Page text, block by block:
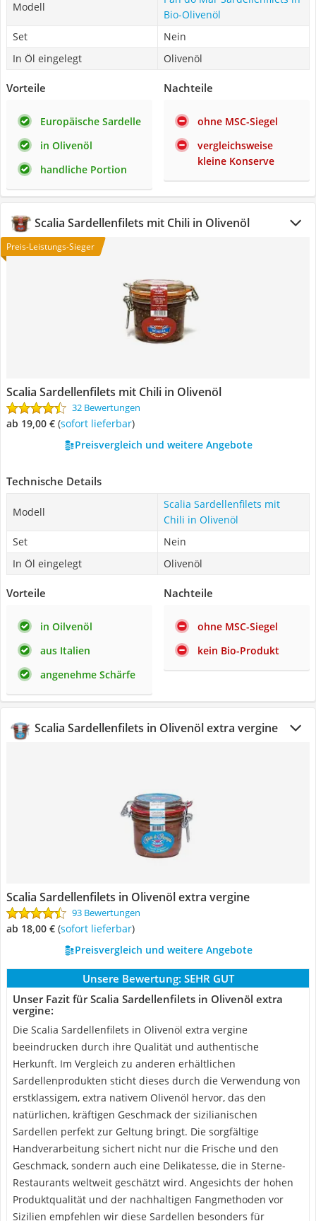
Modell
Bio-Olivenöl
Set
Nein
In Öl eingelegt
Olivenöl
Vorteile
Europäische Sardelle
in Olivenöl
handliche Portion
Nachteile
ohne MSC-Siegel
vergleichsweise
kleine Konserve
Scalia Sardellenfilets mit Chili in Olivenöl
Preis-Leistungs-Sieger
Scalia Sardellenfilets mit Chili in Olivenöl
32 Bewertungen
ab 19,00 € ( Sofort lieferbar)
Preisvergleich und weitere Angebote
Technische Details
Modell
Scalia Sardellenfilets mit
Chili in Olivenöl
Set
Nein
In Öl eingelegt
Olivenöl
Vorteile
in Oilvenöl
aus Italien
angenehme Schärfe
Nachteile
ohne MSC-Siegel
kein Bio-Produkt
Scalia Sardellenfilets in Olivenöl extra vergine
Scalia Sardellenfilets in Olivenöl extra vergine
93 Bewertungen
ab 18,00 € ( Sofort lieferbar)
Preisvergleich und weitere Angebote
Unsere Bewertung: SEHR GUT
Unser Fazit für Scalia Sardellenfilets in Olivenöl extra
vergine:
Die Scalia Sardellenfilets in Olivenöl extra vergine
beeindrucken durch ihre Qualität und authentische
Herkunft. Im Vergleich zu anderen erhältlichen
Sardellenprodukten sticht dieses durch die Verwendung von
erstklassigem, extra nativem Olivenöl hervor, das den
natürlichen, kräftigen Geschmack der sizilianischen
Sardellen perfekt zur Geltung bringt. Die sorgfältige
Handverarbeitung sichert nicht nur die Frische und den
Geschmack, sondern auch eine Delikatesse, die in Sterne-
Restaurants weltweit geschätzt wird. Angesichts der hohen
Produktqualität und der nachhaltigen Fangmethoden vor
Sizilien empfehlen wir diese Sardellen besonders für